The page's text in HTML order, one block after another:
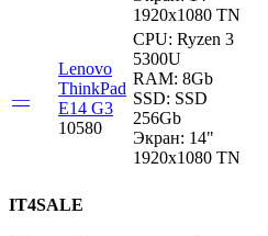
1920x1080 TN
—
Lenovo
ThinkPad
E14 G3
10580
CPU: Ryzen 3
5300U
RAM: 8Gb
SSD: SSD
256Gb
Экран: 14"
1920x1080 TN
IT4SALE